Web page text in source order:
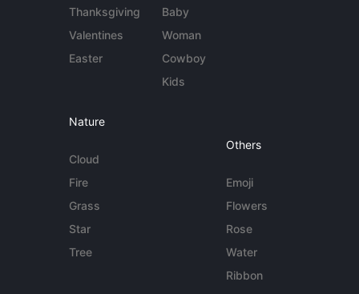
Thanksgiving
Valentines
Easter
Baby
Woman
Cowboy
Kids
Nature
Cloud
Fire
Grass
Star
Tree
Others
Emoji
Flowers
Rose
Water
Ribbon